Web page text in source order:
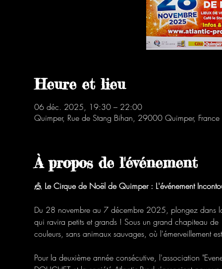
Heure et lieu
06 déc. 2025, 19:30 – 22:00
Quimper, Rue de Stang Bihan, 29000 Quimper, France
À propos de l'événement
🎪 Le Cirque de Noël de Quimper : L'événement
Du 28 novembre au 7 décembre 2025, plongez dans
qui ravira petits et grands ! Sous un grand chapiteau
couleurs, sans animaux sauvages, où l'émerveillement
Pour la deuxième année consécutive, l'association